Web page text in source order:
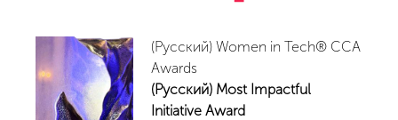
(Русский) Women in Tech® CCA
Awards
(Русский) Most Impactful
Initiative Award